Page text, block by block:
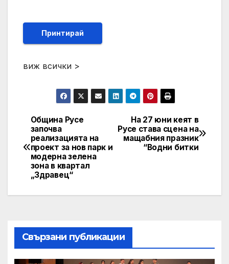
Принтирай
виж всички >
Post
navigation
На 27 юни кеят в
Русе става сцена на
мащабния празник
“Водни битки
Община Русе
започва
реализацията на
проект за нов парк и
модерна зелена
зона в квартал
„Здравец“
Свързани публикации